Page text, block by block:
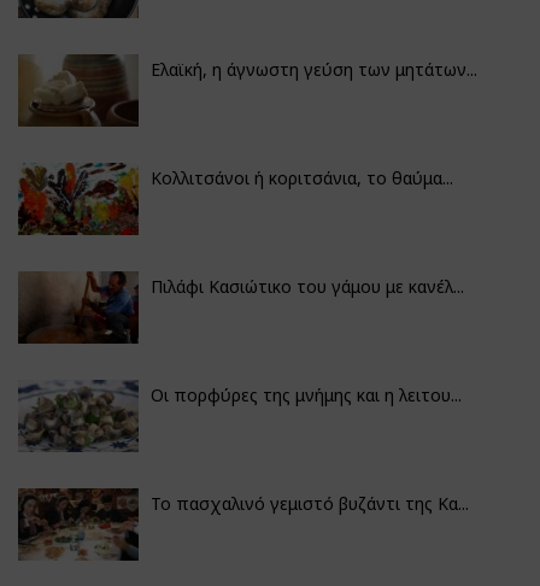
Ελαϊκή, η άγνωστη γεύση των μητάτων...
Κολλιτσάνοι ή κοριτσάνια, το θαύμα...
Πιλάφι Κασιώτικο του γάμου με κανέλ...
Οι πορφύρες της μνήμης και η λειτου...
Το πασχαλινό γεμιστό βυζάντι της Κα...